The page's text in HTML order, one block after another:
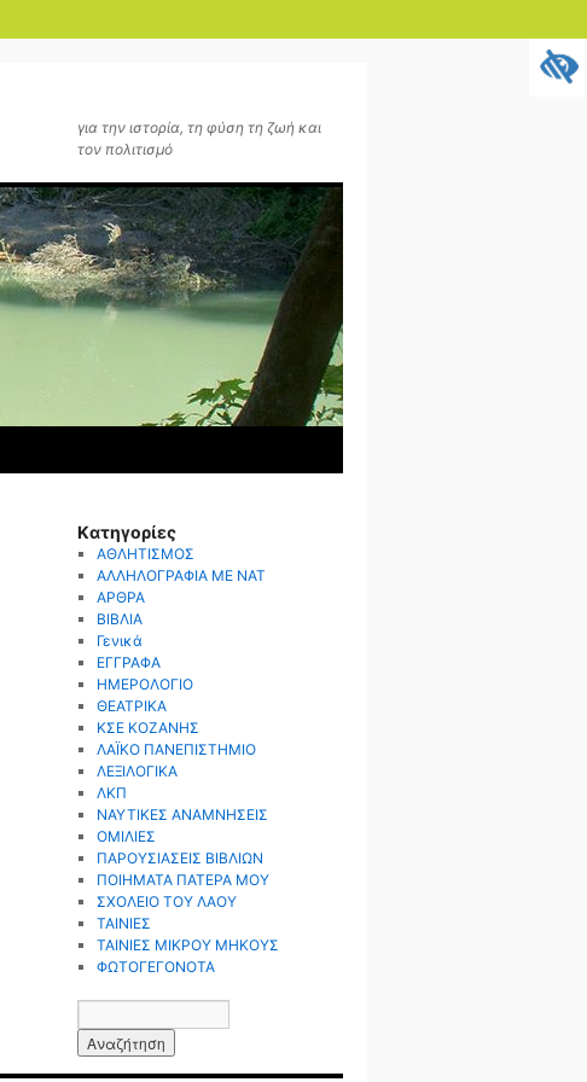
για την ιστορία, τη φύση τη ζωή και
τον πολιτισμό
Kατηγορίες
ΑΘΛΗΤΙΣΜΟΣ
ΑΛΛΗΛΟΓΡΑΦΙΑ ΜΕ ΝΑΤ
ΑΡΘΡΑ
ΒΙΒΛΙΑ
Γενικά
ΕΓΓΡΑΦΑ
ΗΜΕΡΟΛΟΓΙΟ
ΘΕΑΤΡΙΚΑ
ΚΣΕ ΚΟΖΑΝΗΣ
ΛΑΪΚΟ ΠΑΝΕΠΙΣΤΗΜΙΟ
ΛΕΞΙΛΟΓΙΚΑ
ΛΚΠ
ΝΑΥΤΙΚΕΣ ΑΝΑΜΝΗΣΕΙΣ
ΟΜΙΛΙΕΣ
ΠΑΡΟΥΣΙΑΣΕΙΣ ΒΙΒΛΙΩΝ
ΠΟΙΗΜΑΤΑ ΠΑΤΕΡΑ ΜΟΥ
ΣΧΟΛΕΙΟ ΤΟΥ ΛΑΟΥ
ΤΑΙΝΙΕΣ
ΤΑΙΝΙΕΣ ΜΙΚΡΟΥ ΜΗΚΟΥΣ
ΦΩΤΟΓΕΓΟΝΟΤΑ